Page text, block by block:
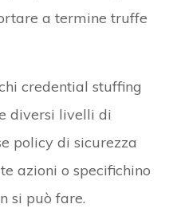
a termine truffe
credential stuffing
diversi livelli di
policy di sicurezza
azioni o specifichino
si può fare.